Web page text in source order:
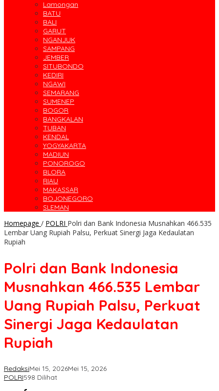
Lamongan
BATU
BALI
GARUT
NGANJUK
SAMPANG
JEMBER
SITUBONDO
KEDIRI
NGAWI
SEMARANG
SUMENEP
BOGOR
BANGKALAN
TUBAN
KENDAL
YOGYAKARTA
MADIUN
PONOROGO
BLORA
RIAU
MAKASSAR
BOJONEGORO
SLEMAN
Homepage / POLRI Polri dan Bank Indonesia Musnahkan 466.535
Lembar Uang Rupiah Palsu, Perkuat Sinergi Jaga Kedaulatan
Rupiah
Polri dan Bank Indonesia
Musnahkan 466.535 Lembar
Uang Rupiah Palsu, Perkuat
Sinergi Jaga Kedaulatan
Rupiah
RedaksiMei 15, 2026Mei 15, 2026
POLRI598 Dilihat